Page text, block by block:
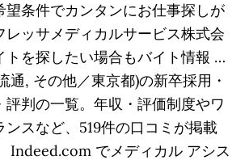
望条件でカンタンにお仕事探しが
レッサメディカルサービス株式会
トを探したい場合もバイト情報 …
通, その他／東京都)の新卒採用・
評判の一覧。年収・評価制度やワ
ンスなど、519件の口コミが掲載
Indeed.com でメディカル アシス